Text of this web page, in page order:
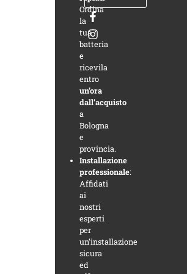
Ordina
la
tua
batteria
e
ricevila
entro
un’ora
dall’acquisto
a
Bologna
e
provincia.
Installazione
professionale:
Affidati
ai
nostri
esperti
per
un’installazione
sicura
ed